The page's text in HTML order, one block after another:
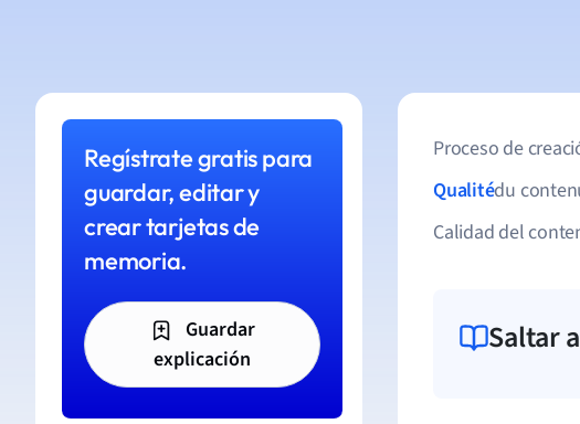
Regístrate gratis para
guardar, editar y
crear tarjetas de
memoria.
Guardar
explicación
Proceso de
Qualitédu
Calidad del
Saltar